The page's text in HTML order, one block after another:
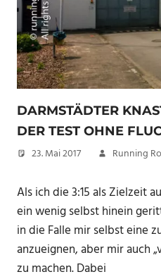
DARMSTÄDTER
DER TEST OHNE
23. Mai 2017 Running
Als ich die 3:15 als Zielzeit
ein wenig selbst hinein
in die Falle mir selbst eine
anzueignen, aber mir auch
zu machen. Dabei